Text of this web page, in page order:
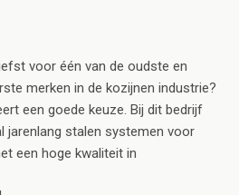
voor één van de oudste en
merken in de kozijnen industrie?
een goede keuze. Bij dit bedrijf
jarenlang stalen systemen voor
een hoge kwaliteit in